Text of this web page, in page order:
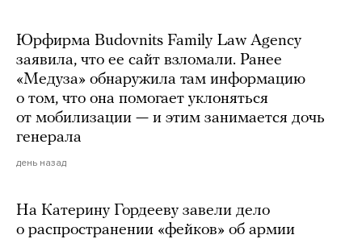
Юрфирма Budovnits Family Law Agency
заявила, что ее сайт взломали. Ранее
«Медуза» обнаружила там информацию
о том, что она помогает уклоняться
от мобилизации — и этим занимается дочь
генерала
день назад
На Катерину Гордееву завели дело
о распространении «фейков» об армии